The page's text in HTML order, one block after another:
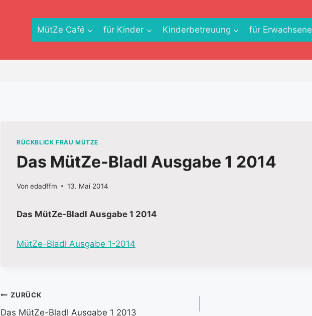
MütZe Café für Kinder Kinderbetreuung für Erwachsene
RÜCKBLICK FRAU MÜTZE
Das MütZe-Bladl Ausgabe 1 2014
Von edadffm 13. Mai 2014
Das MütZe-Bladl Ausgabe 1 2014
MütZe-Bladl Ausgabe 1-2014
Beitragsnavigation
ZURÜCK
Das MütZe-Bladl Ausgabe 1 2013